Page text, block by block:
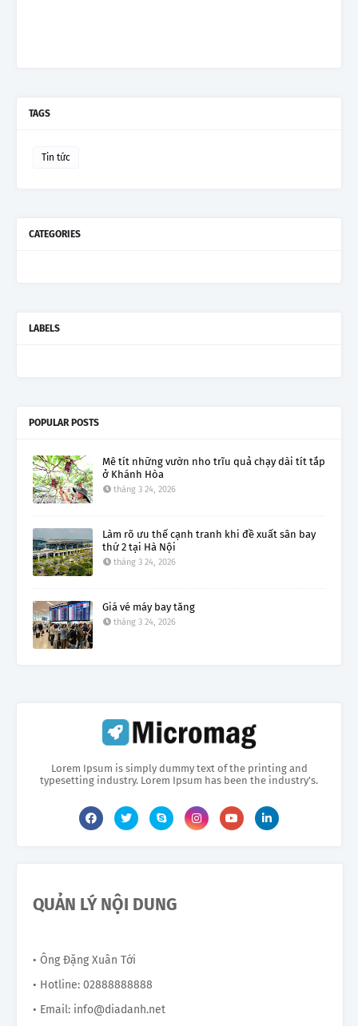
TAGS
Tin tức
CATEGORIES
LABELS
POPULAR POSTS
Mê tít những vườn nho trĩu quả chạy dài tít tắp
ở Khánh Hòa
tháng 3 24, 2026
Làm rõ ưu thế cạnh tranh khi đề xuất sân bay
thứ 2 tại Hà Nội
tháng 3 24, 2026
Giá vé máy bay tăng
tháng 3 24, 2026
Lorem Ipsum is simply dummy text of the printing and
typesetting industry. Lorem Ipsum has been the industry's.
QUẢN LÝ NỘI DUNG
• Ông Đặng Xuân Tới
• Hotline: 02888888888
• Email: info@diadanh.net